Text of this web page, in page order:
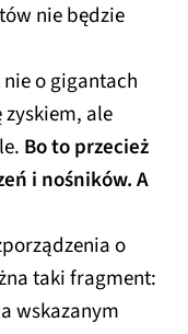
nie będzie
o gigantach
ale
Bo to przecież
i nośników. A
o
taki fragment:
wskazanym